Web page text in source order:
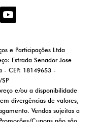
e Participações Ltda
Estrada Senador Jose
- CEP: 18149653 -
e/ou a disponibilidade
divergências de valores,
Vendas sujeitas a